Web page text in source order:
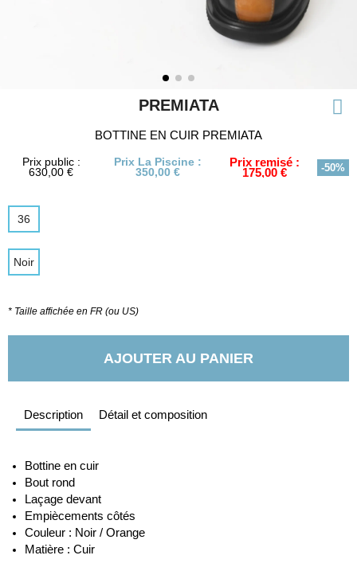
PREMIATA
BOTTINE EN CUIR PREMIATA
Prix public :
630,00 €
Prix La Piscine :
350,00 €
Prix remisé :
175,00 € -50%
36
Noir
* Taille affichée en FR (ou US)
AJOUTER AU PANIER
Description Détail et composition
Bottine en cuir
Bout rond
Laçage devant
Empiècements côtés
Couleur : Noir / Orange
Matière : Cuir